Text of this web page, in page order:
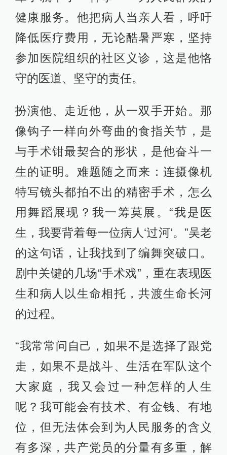
健康服务。他把病人当亲人看，呼吁
降低医疗费用，无论酷暑严寒，坚持
参加医院组织的社区义诊，这是他恪
守的医道、坚守的责任。
扮演他、走近他，从一双手开始。那
像钩子一样向外弯曲的食指关节，是
与手术钳最契合的形状，是他奋斗一
生的证明。难题随之而来：连摄像机
特写镜头都拍不出的精密手术，怎么
用舞蹈展现？我一筹莫展。“我是医
生，我要背着每一位病人‘过河’。”吴老
的这句话，让我找到了编舞突破口。
剧中关键的几场“手术戏”，重在表现医
生和病人以生命相托，共渡生命长河
的过程。
“我常常问自己，如果不是选择了跟党
走，如果不是战斗、生活在军队这个
大家庭，我又会过一种怎样的人生
呢？我可能会有技术、有金钱、有地
位，但无法体会到为人民服务的含义
有多深，共产党员的分量有多重，解